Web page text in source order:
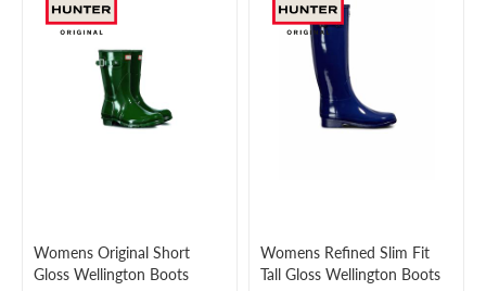
Womens Original Short
Gloss Wellington Boots
Womens Refined Slim Fit
Tall Gloss Wellington Boots